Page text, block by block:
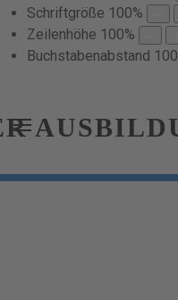
Schriftgröße 100%
Zeilenhöhe 100%
Buchstabenabstand 100